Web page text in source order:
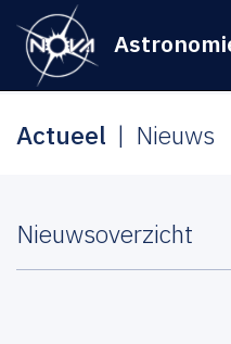
Actueel Nieuws
Nieuwsoverzicht